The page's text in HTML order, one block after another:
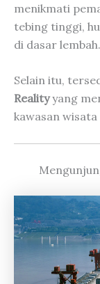
menikmati
tebing tinggi,
di dasar lembah.
Selain itu,
Realityyang
kawasan wisata